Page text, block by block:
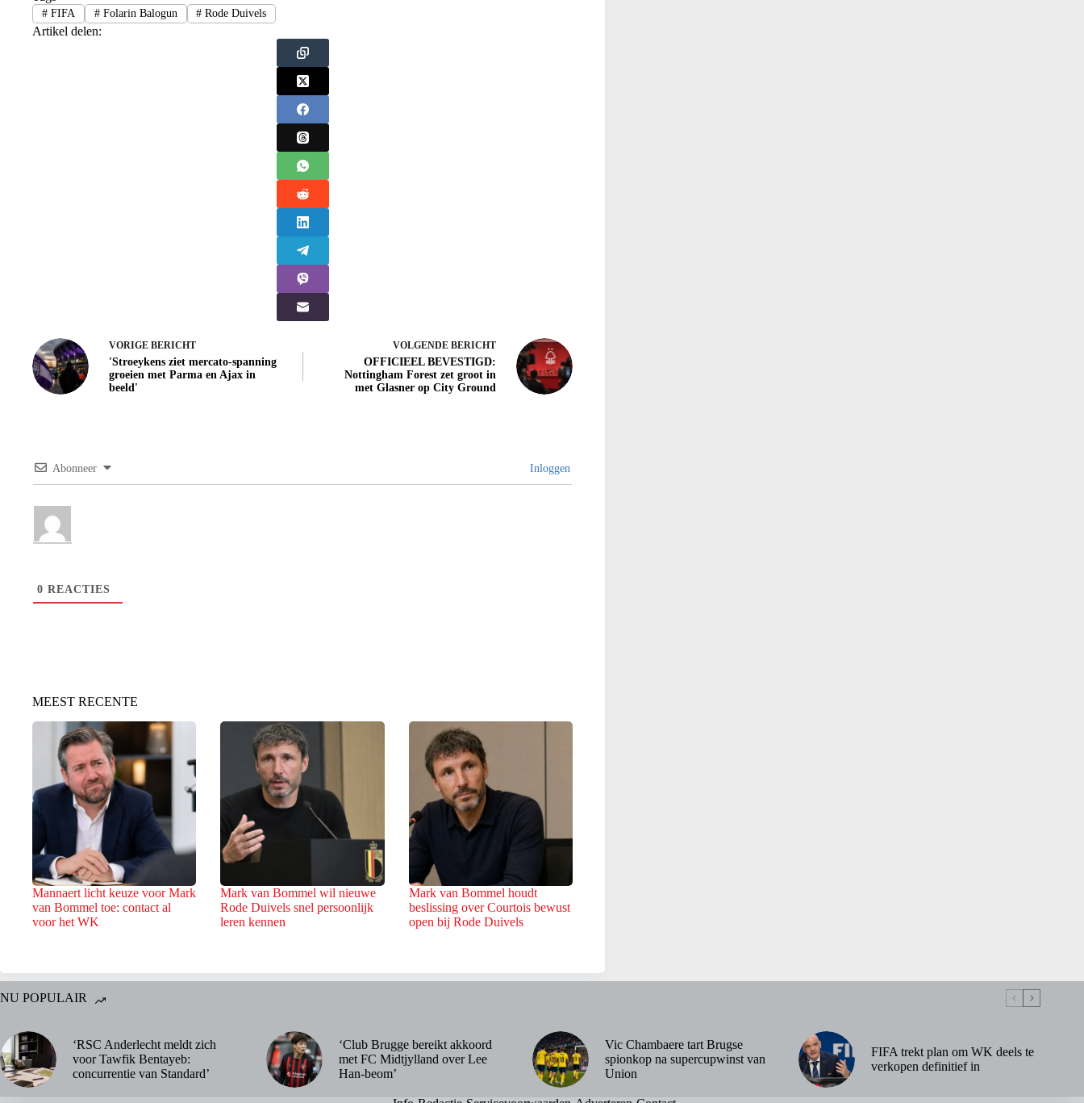
#FIFA #Folarin Balogun # Rode Duivels
Artikel delen:
VORIGE BERICHT
'Stroeykens ziet mercato-spanning
groeien met Parma en Ajax in
beeld'
VOLGENDE BERICHT
OFFICIEEL BEVESTIGD:
Nottingham Forest zet groot in
met Glasner op City Ground
Abonneer Inloggen
0 REACTIES
MEEST RECENTE
Mannaert licht keuze voor Mark
van Bommel toe: contact al
voor het WK
Mark van Bommel wil nieuwe
Rode Duivels snel persoonlijk
leren kennen
Mark van Bommel houdt
beslissing over Courtois bewust
open bij Rode Duivels
NU POPULAIR
‘RSC Anderlecht meldt zich
voor Tawfik Bentayeb:
concurrentie van Standard’
‘Club Brugge bereikt akkoord
met FC Midtjylland over Lee
Han-beom’
Vic Chambaere tart Brugse
spionkop na supercupwinst van
Union
FIFA trekt plan om WK deels te
verkopen definitief in